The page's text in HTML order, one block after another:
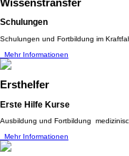
Schulungen
Schulungen und Fortbildung im
Mehr Informationen
Ersthelfer
Erste Hilfe Kurse
Ausbildung und Fortbildung
Mehr Informationen